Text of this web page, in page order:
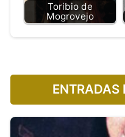
Toribio de
Mogrovejo
ENTRADAS